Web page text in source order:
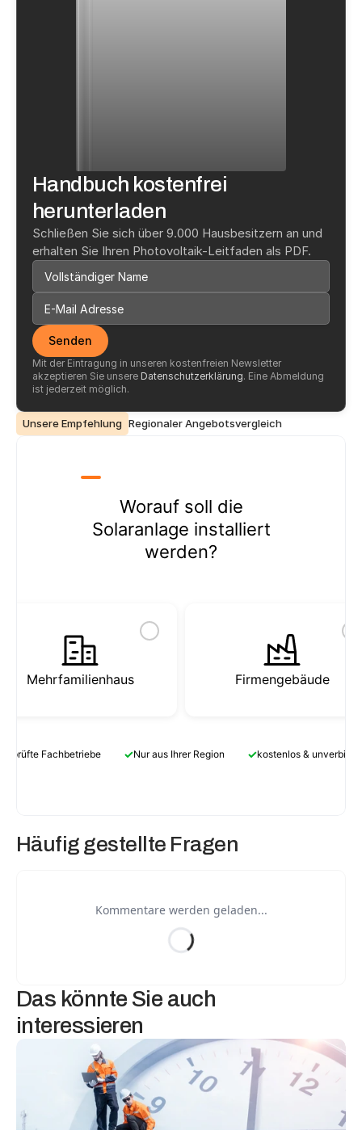
Handbuch kostenfrei
herunterladen
Schließen Sie sich über 9.000 Hausbesitzern an und
erhalten Sie Ihren Photovoltaik-Leitfaden als PDF.
Senden
Mit der Eintragung in unseren kostenfreien Newsletter
akzeptieren Sie unsere Datenschutzerklärung. Eine Abmeldung
ist jederzeit möglich.
Unsere Empfehlung Regionaler Angebotsvergleich
Worauf soll die
Solaranlage installiert
werden?
Mehrfamilienhaus Firmengebäude
Fachbetriebe ✓Nur aus Ihrer Region ✓kostenlos &
Häufig gestellte Fragen
Kommentare werden geladen...
Das könnte Sie auch
interessieren